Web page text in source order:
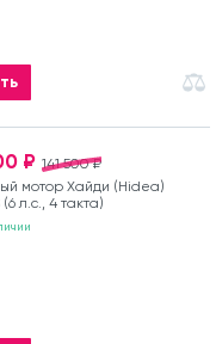
141 500 ₽
₽
мотор Хайди (Hidea)
(6 л.с., 4 такта)